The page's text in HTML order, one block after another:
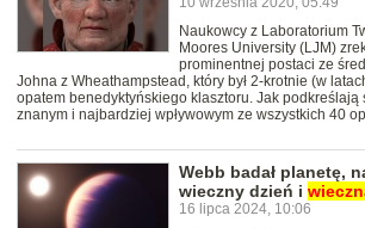
Naukowcy z Laboratorium
Moores University (LJM)
prominentnej postaci ze
Johna z Wheathampstead, który był 2-krotnie (w
opatem benedyktyńskiego klasztoru. Jak
znanym i najbardziej wpływowym ze wszystkich 40
Webb badał planetę,
wieczny dzień i
16 lipca 2024, 10:06